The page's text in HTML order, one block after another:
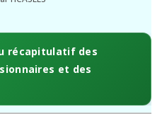
récapitulatif des
et des